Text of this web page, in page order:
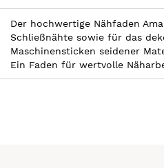
Der hochwertige Nähfaden
Schließnähte sowie für das
Maschinensticken seidener
Ein Faden für wertvolle